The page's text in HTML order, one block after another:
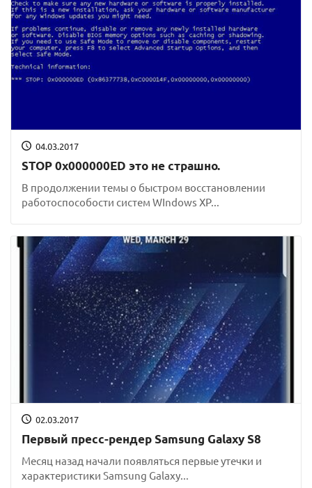
04.03.2017
STOP 0x000000ED это не страшно.
В продолжении темы о быстром восстановлении
работоспособости систем WIndows XP...
02.03.2017
Первый пресс-рендер Samsung Galaxy S8
Месяц назад начали появляться первые утечки и
характеристики Samsung Galaxy...